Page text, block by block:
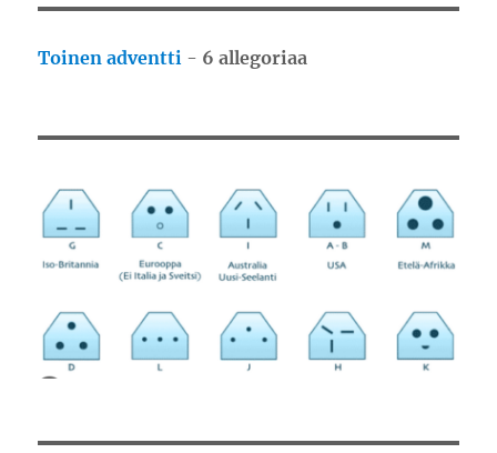
Toinen adventti - 6 allegoriaa